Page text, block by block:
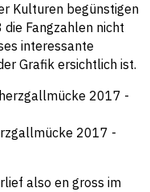
Kulturen begünstigen
Fangzahlen nicht
interessante
Grafik ersichtlich ist.
2017 -
also en gross im